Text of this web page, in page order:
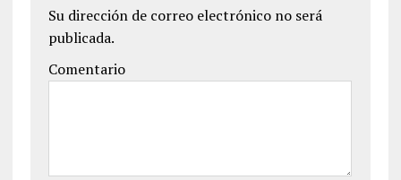
Su dirección de correo electrónico no será
publicada.
Comentario